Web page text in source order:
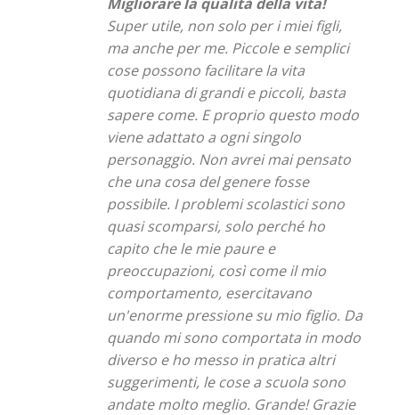
Super utile, non solo per i miei figli,
ma anche per me. Piccole e semplici
cose possono facilitare la vita
quotidiana di grandi e piccoli, basta
sapere come. E proprio questo modo
viene adattato a ogni singolo
personaggio. Non avrei mai pensato
che una cosa del genere fosse
possibile. I problemi scolastici sono
quasi scomparsi, solo perché ho
capito che le mie paure e
preoccupazioni, così come il mio
comportamento, esercitavano
un'enorme pressione su mio figlio. Da
quando mi sono comportata in modo
diverso e ho messo in pratica altri
suggerimenti, le cose a scuola sono
andate molto meglio. Grande! Grazie